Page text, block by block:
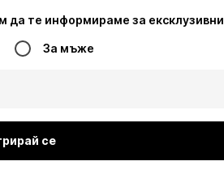
те информираме за
За мъже
се